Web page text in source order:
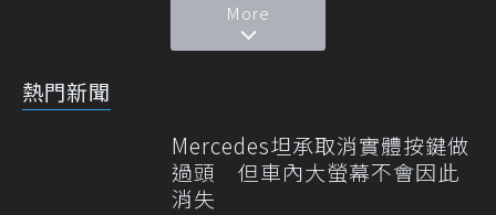
More
熱門新聞
Mercedes坦承取消實體按鍵做
過頭 但車內大螢幕不會因此
消失